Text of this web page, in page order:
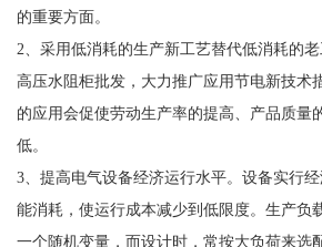
的重要方面。
2、采用低消耗的生产新工艺替代低消耗的老
高压水阻柜批发，大力推广应用节电新技术
的应用会促使劳动生产率的提高、产品质量
低。
3、提高电气设备经济运行水平。设备实行
能消耗，使运行成本减少到低限度。生产负
一个随机变量，而设计时，常按大负荷来选